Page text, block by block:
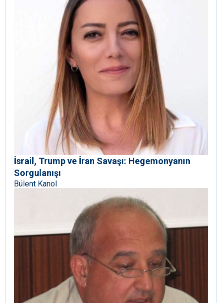
İsrail, Trump ve İran Savaşı: Hegemonyanın
Sorgulanışı
Bülent Kanol